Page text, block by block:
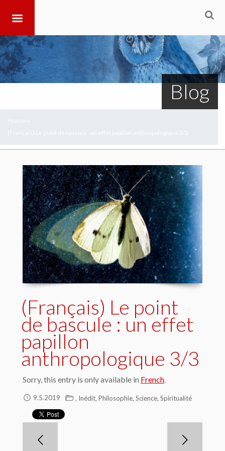
Blog
(Français) Le point
de bascule : un effet
papillon
anthropologique 3/3
Sorry, this entry is only available in French.
9.5.2019 , Inédit, Philosophie, Science, Spiritualité